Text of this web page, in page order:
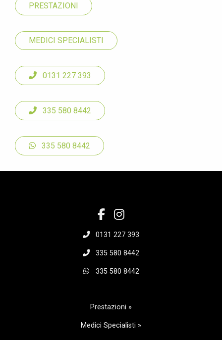
PRESTAZIONI
MEDICI SPECIALISTI
0131 227 393
335 580 8442
335 580 8442
0131 227 393
335 580 8442
335 580 8442
Prestazioni »
Medici Specialisti »